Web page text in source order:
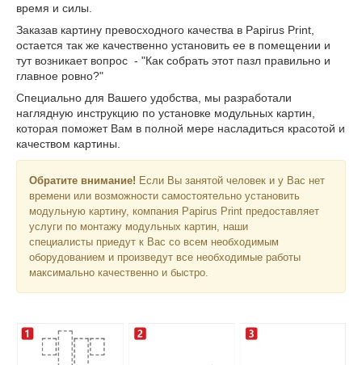
время и силы.
Заказав картину превосходного качества в Papirus Print,
остается так же качественно установить ее в помещении и
тут возникает вопрос - "Как собрать этот пазл правильно и
главное ровно?"
Специально для Вашего удобства, мы разработали
наглядную инструкцию по установке модульных картин,
которая поможет Вам в полной мере насладиться красотой и
качеством картины.
Обратите внимание! Если Вы занятой человек и у Вас нет
времени или возможности самостоятельно установить
модульную картину, компания Papirus Print предоставляет
услуги по монтажу модульных картин, наши
специалисты приедут к Вас со всем необходимым
оборудованием и произведут все необходимые работы
максимально качественно и быстро.